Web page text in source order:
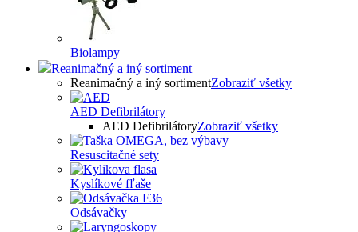
Biolampy
Reanimačný a iný sortiment
Reanimačný a iný sortimentZobraziť všetky
AED Defibrilátory
AED DefibrilátoryZobraziť všetky
Resuscitačné sety
Kyslíkové fľaše
Odsávačky